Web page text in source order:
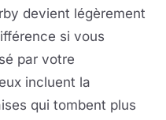
devient légèrement
si vous
par votre
incluent la
qui tombent plus